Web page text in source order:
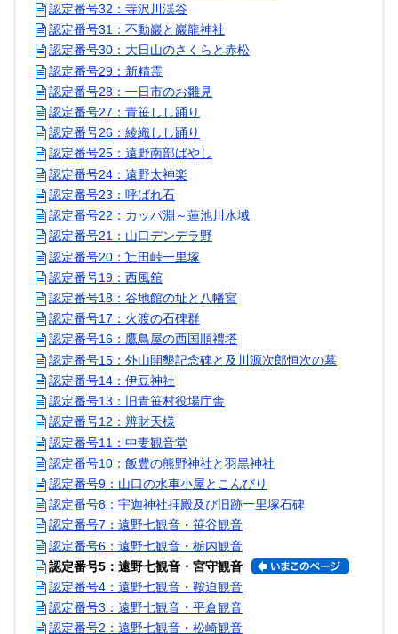
認定番号32：寺沢川渓谷
認定番号31：不動巖と巖龍神社
認定番号30：大日山のさくらと赤松
認定番号29：新精霊
認定番号28：一日市のお雛見
認定番号27：青笹しし踊り
認定番号26：綾織しし踊り
認定番号25：遠野南部ばやし
認定番号24：遠野太神楽
認定番号23：呼ばれ石
認定番号22：カッパ淵～蓮池川水域
認定番号21：山口デンデラ野
認定番号20：辷田峠一里塚
認定番号19：西風舘
認定番号18：谷地館の址と八幡宮
認定番号17：火渡の石碑群
認定番号16：鷹鳥屋の西国順禮塔
認定番号15：外山開墾記念碑と及川源次郎恒次の墓
認定番号14：伊豆神社
認定番号13：旧青笹村役場庁舎
認定番号12：辨財天様
認定番号11：中妻観音堂
認定番号10：飯豊の熊野神社と羽黒神社
認定番号9：山口の水車小屋とこんびり
認定番号8：宇迦神社拝殿及び旧跡一里塚石碑
認定番号7：遠野七観音・笹谷観音
認定番号6：遠野七観音・栃内観音
認定番号5：遠野七観音・宮守観音
認定番号4：遠野七観音・鞍迫観音
認定番号3：遠野七観音・平倉観音
認定番号2：遠野七観音・松崎観音